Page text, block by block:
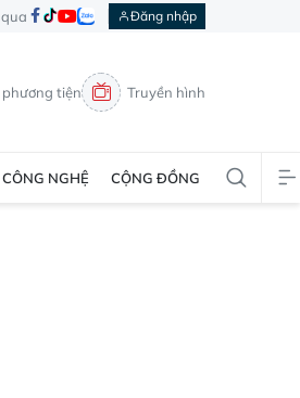
Đăng nhập
tiện Truyền hình
CÔNG NGHỆ CỘNG ĐỒNG